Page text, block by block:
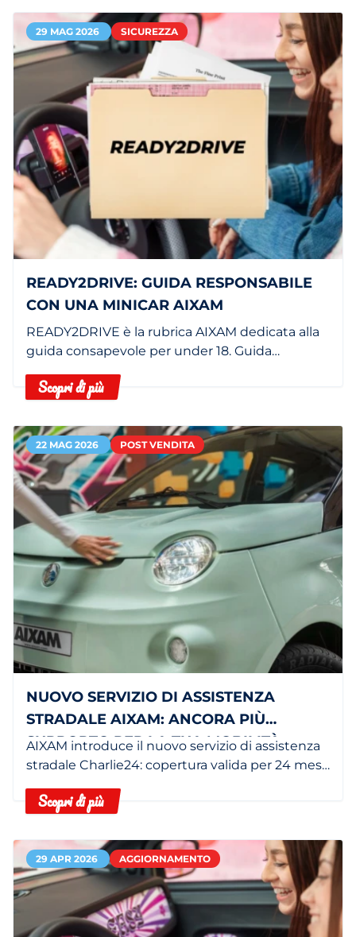
29 MAG 2026 SICUREZZA
READY2DRIVE: GUIDA RESPONSABILE
CON UNA MINICAR AIXAM
READY2DRIVE è la rubrica AIXAM dedicata alla
guida consapevole per under 18. Guida
leggero.
Scopri di più
22 MAG 2026 POST VENDITA
NUOVO SERVIZIO DI ASSISTENZA
STRADALE AIXAM: ANCORA PIÙ
SUPPORTO PER LA TUA MOBILITÀ
AIXAM introduce il nuovo servizio di assistenza
stradale Charlie24: copertura valida per 24 mesi,
interventi sul posto 24 ore su 24
Scopri di più
29 APR 2026 AGGIORNAMENTO